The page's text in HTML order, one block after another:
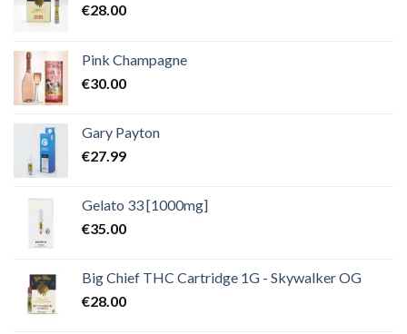
€28.00
Pink Champagne
€30.00
Gary Payton
€27.99
Gelato 33 [1000mg]
€35.00
Big Chief THC Cartridge 1G - Skywalker OG
€28.00